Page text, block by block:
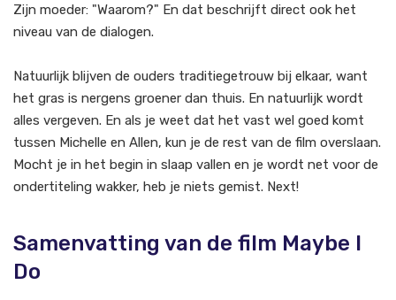
Zijn moeder: "Waarom?" En dat beschrijft direct ook het
niveau van de dialogen.
Natuurlijk blijven de ouders traditiegetrouw bij elkaar, want
het gras is nergens groener dan thuis. En natuurlijk wordt
alles vergeven. En als je weet dat het vast wel goed komt
tussen Michelle en Allen, kun je de rest van de film overslaan.
Mocht je in het begin in slaap vallen en je wordt net voor de
ondertiteling wakker, heb je niets gemist. Next!
Samenvatting van de film Maybe I
Do